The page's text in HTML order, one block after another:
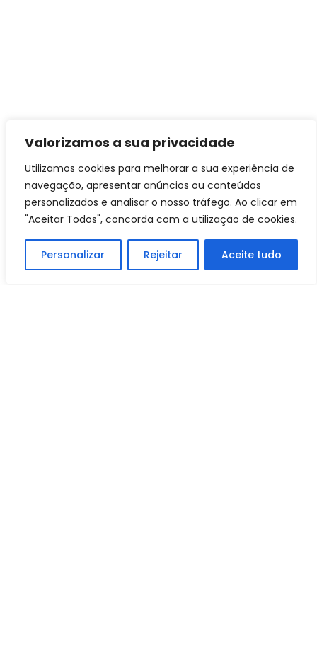
Valorizamos a sua privacidade
Utilizamos cookies para melhorar a sua experiência de
navegação, apresentar anúncios ou conteúdos
personalizados e analisar o nosso tráfego. Ao clicar em
"Aceitar Todos", concorda com a utilização de cookies.
Personalizar Rejeitar Aceite tudo